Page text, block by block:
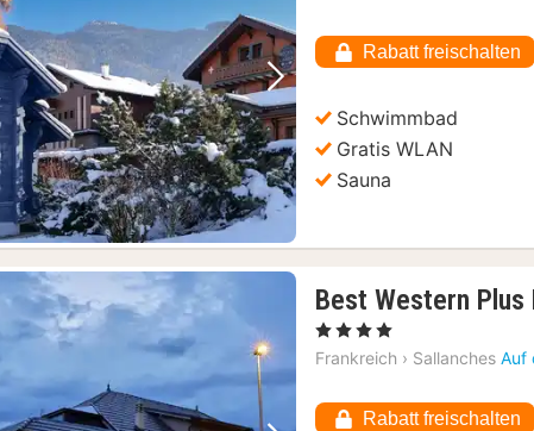
Vorheriges Bild Nächstes Bild
€
Rabatt freischalten
Schwimmbad
Gratis WLAN
Sauna
Best Western Plus
, 4 Sterne
Frankreich › Sallanches Auf
Rabatt freischalten